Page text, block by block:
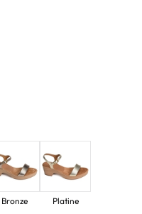
Bronze Platine